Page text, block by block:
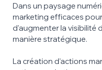
Dans un paysage
marketing efficaces
d'augmenter la visibilité
manière stratégique.
La création d'actions